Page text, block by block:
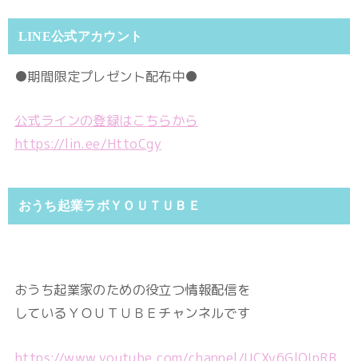
LINE公式アカウント
●期間限定プレゼント配布中●
公式ラインの登録はこちらから
https://lin.ee/HttoCgy
おうち起業ラボＹＯＵＴＵＢＥ
おうち起業家のための役立つ情報配信を
しているＹＯＵＴＵＢＥチャンネルです
https://www.youtube.com/channel/UCXv6GlOIpRB